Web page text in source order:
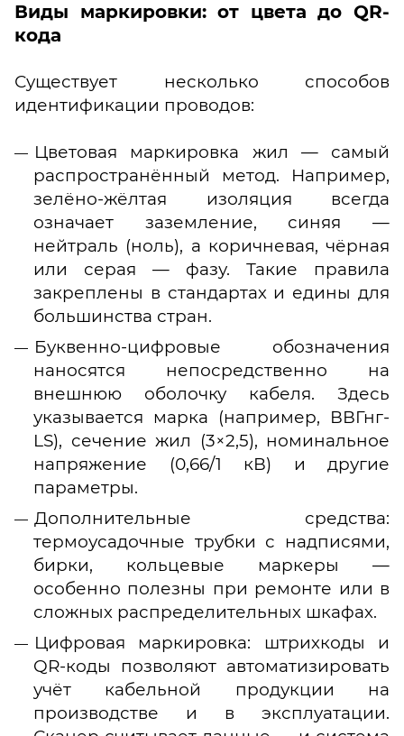
Виды маркировки: от цвета до QR-
кода
Существует несколько способов
идентификации проводов:
Цветовая маркировка жил — самый
распространённый метод. Например,
зелёно-жёлтая изоляция всегда
означает заземление, синяя —
нейтраль (ноль), а коричневая, чёрная
или серая — фазу. Такие правила
закреплены в стандартах и едины для
большинства стран.
Буквенно-цифровые обозначения
наносятся непосредственно на
внешнюю оболочку кабеля. Здесь
указывается марка (например, ВВГнг-
LS), сечение жил (3×2,5), номинальное
напряжение (0,66/1 кВ) и другие
параметры.
Дополнительные средства:
термоусадочные трубки с надписями,
бирки, кольцевые маркеры —
особенно полезны при ремонте или в
сложных распределительных шкафах.
Цифровая маркировка: штрихкоды и
QR-коды позволяют автоматизировать
учёт кабельной продукции на
производстве и в эксплуатации.